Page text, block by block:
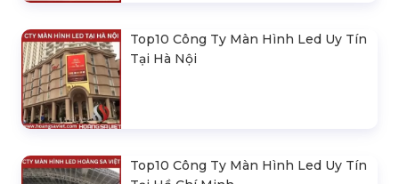
Top10 Công Ty Màn Hình Led Uy Tín
Tại Hà Nội
Top10 Công Ty Màn Hình Led Uy Tín